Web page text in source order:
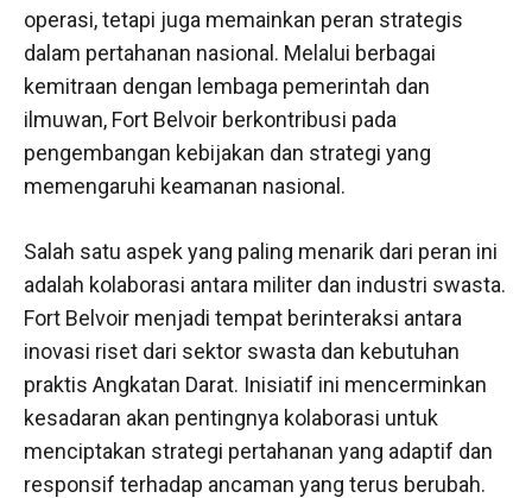
operasi, tetapi juga memainkan peran strategis
dalam pertahanan nasional. Melalui berbagai
kemitraan dengan lembaga pemerintah dan
ilmuwan, Fort Belvoir berkontribusi pada
pengembangan kebijakan dan strategi yang
memengaruhi keamanan nasional.
Salah satu aspek yang paling menarik dari peran ini
adalah kolaborasi antara militer dan industri swasta.
Fort Belvoir menjadi tempat berinteraksi antara
inovasi riset dari sektor swasta dan kebutuhan
praktis Angkatan Darat. Inisiatif ini mencerminkan
kesadaran akan pentingnya kolaborasi untuk
menciptakan strategi pertahanan yang adaptif dan
responsif terhadap ancaman yang terus berubah.